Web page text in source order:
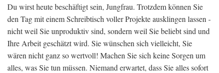
Du wirst heute beschäftigt sein, Jungfrau. Trotzdem können Sie
den Tag mit einem Schreibtisch voller Projekte ausklingen lassen -
nicht weil Sie unproduktiv sind, sondern weil Sie beliebt sind und
Ihre Arbeit geschätzt wird. Sie wünschen sich vielleicht, Sie
wären nicht ganz so wertvoll! Machen Sie sich keine Sorgen um
alles, was Sie tun müssen. Niemand erwartet, dass Sie alles sofort